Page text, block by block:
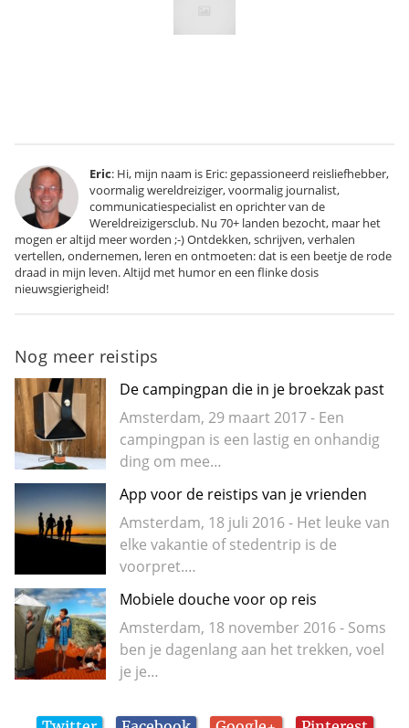
Eric: Hi, mijn naam is Eric: gepassioneerd reisliefhebber,
voormalig wereldreiziger, voormalig journalist,
communicatiespecialist en oprichter van de
Wereldreizigersclub. Nu 70+ landen bezocht, maar het
mogen er altijd meer worden ;-) Ontdekken, schrijven, verhalen
vertellen, ondernemen, leren en ontmoeten: dat is een beetje de rode
draad in mijn leven. Altijd met humor en een flinke dosis
nieuwsgierigheid!
Nog meer reistips
De campingpan die in je broekzak past
Amsterdam, 29 maart 2017 - Een
campingpan is een lastig en onhandig
ding om mee…
App voor de reistips van je vrienden
Amsterdam, 18 juli 2016 - Het leuke van
elke vakantie of stedentrip is de
voorpret.…
Mobiele douche voor op reis
Amsterdam, 18 november 2016 - Soms
ben je dagenlang aan het trekken, voel
je je…